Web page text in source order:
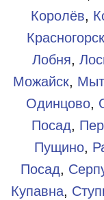
Королёв,
Красногорск
Лобня,
Можайск,
Одинцово,
Посад,
Пущино,
Посад,
Купавна,